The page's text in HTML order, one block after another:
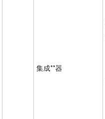
集成**器